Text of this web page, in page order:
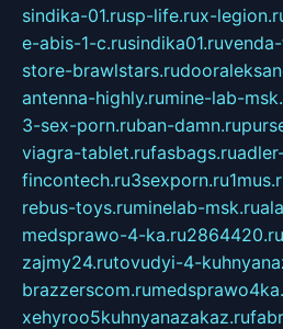
sindika-01.rusp-life.rux-
e-abis-1-c.rusindika01.ru
store-brawlstars.ru
antenna-highly.rumine-lab-
3-sex-porn.ruban-damn.ru
viagra-tablet.rufasbags.ru
fincontech.ru3sexporn.ru
rebus-toys.ruminelab-msk.ru
medsprawo-4-ka.ru2864420.ru
zajmy24.rutovudyi-4-
brazzerscom.ru
xehyroo5kuhnyanazakaz.ru